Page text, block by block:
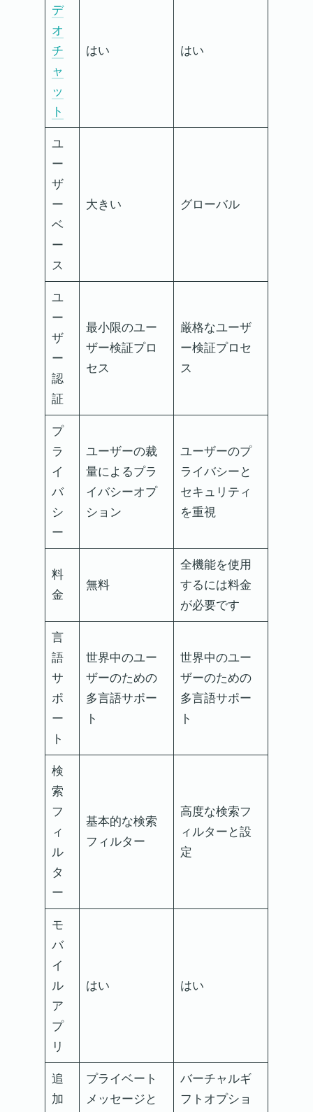
デ
オ
チ
ャ
ッ
ト
はい はい
ユ
ー
ザ
ー
ベ
ー
ス
大きい グローバル
ユ
ー
ザ
ー
認
証
最小限のユー
ザー検証プロ
セス
厳格なユーザ
ー検証プロセ
ス
プ
ラ
イ
バ
シ
ー
ユーザーの裁
量によるプラ
イバシーオプ
ション
ユーザーのプ
ライバシーと
セキュリティ
を重視
料
金
無料
全機能を使用
するには料金
が必要です
言
語
サ
ポ
ー
ト
世界中のユー
ザーのための
多言語サポー
ト
世界中のユー
ザーのための
多言語サポー
ト
検
索
フ
ィ
ル
タ
ー
基本的な検索
フィルター
高度な検索フ
ィルターと設
定
モ
バ
イ
ル
ア
プ
リ
はい はい
追
加
プライベート
メッセージと
バーチャルギ
フトオプショ